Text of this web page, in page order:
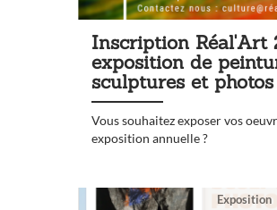
Inscription Réal'Art
exposition de
sculptures et photos
Vous souhaitez exposer vos
exposition annuelle ?
Exposition